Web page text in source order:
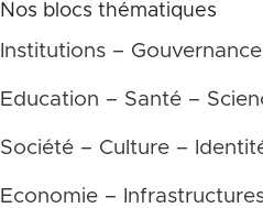
Nos blocs thématiques
Institutions –
Education – Santé –
Société – Culture –
Economie –